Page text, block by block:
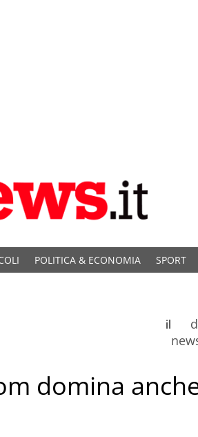
POLITICA & ECONOMIA SPORT
il
domina